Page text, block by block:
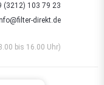
(3212) 103 79 23
direkt.de
bis 16.00 Uhr)